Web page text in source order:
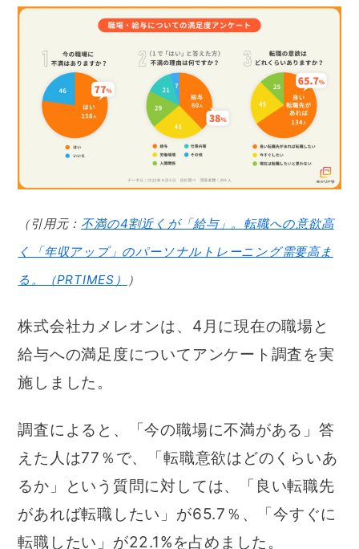
（引用元： 不満の4割近くが「給与」。転職への意欲高
く「年収アップ」のパーソナルトレーニング需要高ま
る。（PRTIMES）
）
株式会社カメレオンは、4月に現在の職場と
給与への満足度についてアンケート調査を実
施しました。
調査によると、「今の職場に不満がある」答
えた人は77％で、「転職意欲はどのくらいあ
るか」という質問に対しては、「良い転職先
があれば転職したい」が65.7％、「今すぐに
転職したい」が22.1%を占めました。